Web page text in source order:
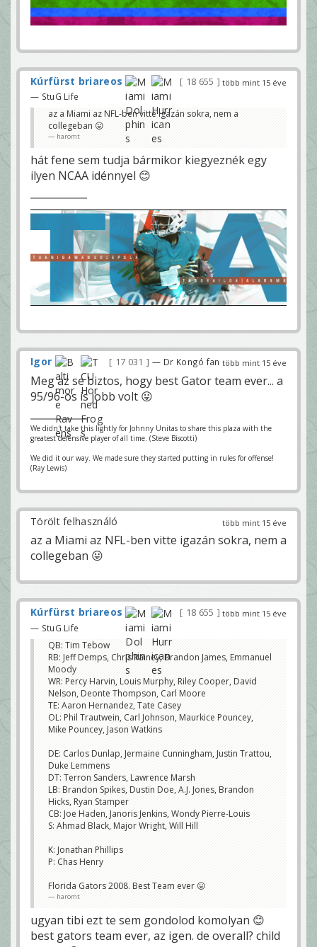
több mint 15 éve
Kúrfürst briareos 18 655
— StuG Life
az a Miami az NFL-ben vitte igazán sokra, nem a
collegeban 😛
haromt
hát fene sem tudja bármikor kiegyeznék egy
ilyen NCAA idénnyel 😊
több mint 15 éve
Igor 17 031 — Dr Kongó fan
Meg az se biztos, hogy best Gator team ever... a
95/96-os is jobb volt 😛
We didn't take this lightly for Johnny Unitas to share this plaza with the
greatest defensive player of all time. (Steve Biscotti)
We did it our way. We made sure they started putting in rules for offense!
(Ray Lewis)
több mint 15 éve
Törölt felhasználó
az a Miami az NFL-ben vitte igazán sokra, nem a
collegeban 😛
több mint 15 éve
Kúrfürst briareos 18 655
— StuG Life
QB: Tim Tebow
RB: Jeff Demps, Chris Rainey, Brandon James, Emmanuel
Moody
WR: Percy Harvin, Louis Murphy, Riley Cooper, David
Nelson, Deonte Thompson, Carl Moore
TE: Aaron Hernandez, Tate Casey
OL: Phil Trautwein, Carl Johnson, Maurkice Pouncey,
Mike Pouncey, Jason Watkins
DE: Carlos Dunlap, Jermaine Cunningham, Justin Trattou,
Duke Lemmens
DT: Terron Sanders, Lawrence Marsh
LB: Brandon Spikes, Dustin Doe, A.J. Jones, Brandon
Hicks, Ryan Stamper
CB: Joe Haden, Janoris Jenkins, Wondy Pierre-Louis
S: Ahmad Black, Major Wright, Will Hill
K: Jonathan Phillips
P: Chas Henry
Florida Gators 2008. Best Team ever 😛
haromt
ugyan tibi ezt te sem gondolod komolyan 😊
best gators team ever, az igen. de overall? child